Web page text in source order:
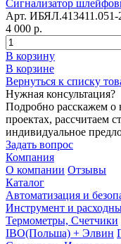
Сигнализатор
Арт. ИБЯЛ.413411.051-
4 000 р.
В корзину
В корзине
Вернуться к списку
Нужная консультация?
Подробно расскажем о
проектах, рассчитаем
индивидуальное
Задать вопрос
Компания
О компании Отзывы
Каталог
Автоматизация и
Инструмент и
Термометры, Счетчики
IBO(Польша) + Элвин